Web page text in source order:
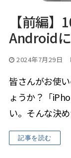
【前編
Android
2024年7月29日
皆さんがお使
ょうか？「
い。そんな決
記事を読む